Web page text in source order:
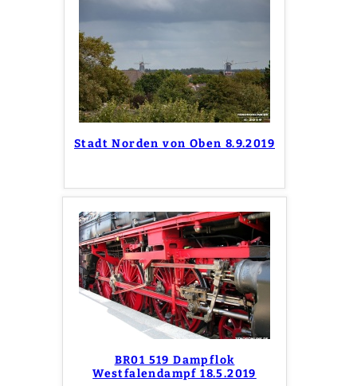
Stadt Norden von Oben 8.9.2019
BR01 519 Dampflok
Westfalendampf 18.5.2019